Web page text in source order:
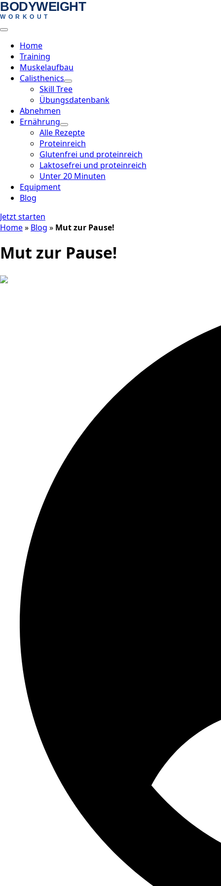
Skip
to
main
content
BODYWEIGHT
WORKOUT
Home
Training
Muskelaufbau
Calisthenics
Skill Tree
Übungsdatenbank
Abnehmen
Ernährung
Alle Rezepte
Proteinreich
Glutenfrei und proteinreich
Laktosefrei und proteinreich
Unter 20 Minuten
Equipment
Blog
Jetzt starten
Home» Blog » Mut zur Pause!
Mut zur Pause!